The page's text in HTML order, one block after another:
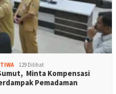
129 Dilihat
Minta Kompensasi
Pemadaman